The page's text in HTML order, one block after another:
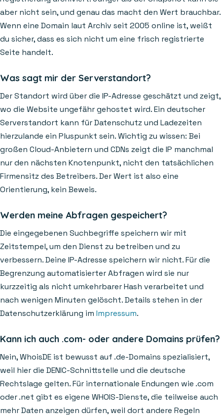
aber nicht sein, und genau das macht den Wert brauchbar.
Wenn eine Domain laut Archiv seit 2005 online ist, weißt
du sicher, dass es sich nicht um eine frisch registrierte
Seite handelt.
Was sagt mir der Serverstandort?
Der Standort wird über die IP-Adresse geschätzt und zeigt,
wo die Website ungefähr gehostet wird. Ein deutscher
Serverstandort kann für Datenschutz und Ladezeiten
hierzulande ein Pluspunkt sein. Wichtig zu wissen: Bei
großen Cloud-Anbietern und CDNs zeigt die IP manchmal
nur den nächsten Knotenpunkt, nicht den tatsächlichen
Firmensitz des Betreibers. Der Wert ist also eine
Orientierung, kein Beweis.
Werden meine Abfragen gespeichert?
Die eingegebenen Suchbegriffe speichern wir mit
Zeitstempel, um den Dienst zu betreiben und zu
verbessern. Deine IP-Adresse speichern wir nicht. Für die
Begrenzung automatisierter Abfragen wird sie nur
kurzzeitig als nicht umkehrbarer Hash verarbeitet und
nach wenigen Minuten gelöscht. Details stehen in der
Datenschutzerklärung im Impressum.
Kann ich auch .com- oder andere Domains prüfen?
Nein, WhoisDE ist bewusst auf .de-Domains spezialisiert,
weil hier die DENIC-Schnittstelle und die deutsche
Rechtslage gelten. Für internationale Endungen wie .com
oder .net gibt es eigene WHOIS-Dienste, die teilweise auch
mehr Daten anzeigen dürfen, weil dort andere Regeln